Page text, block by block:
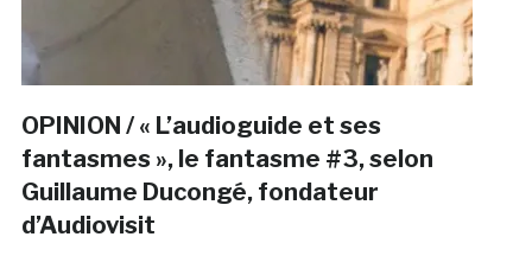
OPINION / « L’audioguide et ses
fantasmes », le fantasme #3, selon
Guillaume Ducongé, fondateur
d’Audiovisit